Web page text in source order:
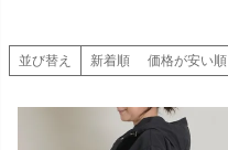
並び替え 新着順 価格が安い順